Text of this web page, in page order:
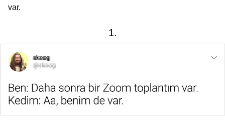
var.
1.